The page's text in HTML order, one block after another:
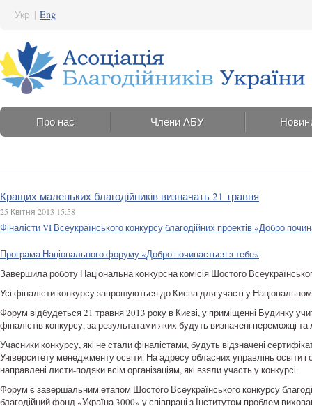
Укр | Eng
Про нас Члени АБУ
Кращих маленьких благодійників визначать 21 травня
25 Квітня 2013 15:58
Фіналісти VI Всеукраїнського конкурсу благодійних проектів «Добро
Програма Національного форуму «Добро починається з тебе»
Завершила роботу Національна конкурсна комісія Шостого
Усі фіналісти конкурсу запрошуються до Києва для участі у
Форум відбудеться 21 травня 2013 року в Києві, у приміщенні Будинку
фіналістів конкурсу, за результатами яких будуть визначені переможці
Учасники конкурсу, які не стали фіналістами, будуть відзначені
Університету менеджменту освіти. На адресу обласних управлінь освіти і
направлені листи-подяки всім організаціям, які взяли участь у конкурсі.
Форум є завершальним етапом Шостого Всеукраїнського конкурсу
благодійний фонд «Україна 3000» у співпраці з Інститутом проблем